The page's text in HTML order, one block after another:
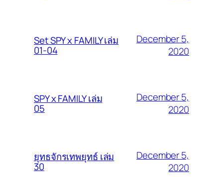
Set SPY x FAMILY เล่ม
01-04
December 5,
2020
SPY x FAMILY เล่ม
05
December 5,
2020
ยุทธจักรเทพยุทธ์ เล่ม
30
December 5,
2020